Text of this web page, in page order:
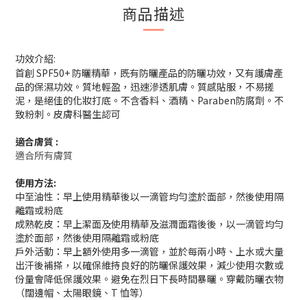
商品描述
功效介紹:
首創 SPF50+ 防曬精華，既有防曬產品的防曬功效，又有護膚產
品的保濕功效。質地輕盈，迅速滲透肌膚。質感貼服，不易搓
泥，是絕佳的化妝打底。不含香料、酒精、Paraben防腐劑。不
致粉刺。皮膚科醫生認可
適合膚質 :
適合所有膚質
使用方法:
中至油性：早上使用精華後以一滴管均勻塗於面部，然後使用隔
離霜或粉底
成熟乾皮：早上潔面及使用精華及滋潤面霜後後，以一滴管均勻
塗於面部，然後使用隔離霜或粉底
戶外活動：早上額外使用多一滴管，並於每兩小時、上水或大量
出汗後補搽，以確保維持良好的防曬保護效果，減少使用次數或
份量會降低保護效果。避免在烈日下長時間暴曬。穿戴防曬衣物
（闊邊帽、太陽眼鏡、T 恤等）